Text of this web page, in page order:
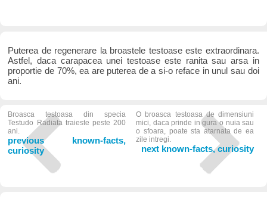
Puterea de regenerare la broastele testoase este extraordinara.
Astfel, daca carapacea unei testoase este ranita sau arsa in
proportie de 70%, ea are puterea de a si-o reface in unul sau doi
ani.
Broasca testoasa din specia
Testudo Radiata traieste peste 200
ani.
previous known-facts,
curiosity
O broasca testoasa de dimensiuni
mici, daca prinde in gura o nuia sau
o sfoara, poate sta atarnata de ea
zile intregi.
next known-facts, curiosity